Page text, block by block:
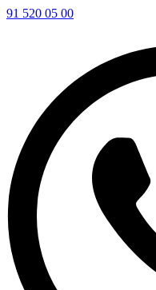
91 520 05 00